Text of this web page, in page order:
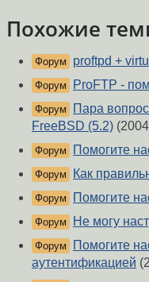
Похожие
Форум proftpd +
Форум ProFTP -
Форум
Пара
FreeBSD (5.2)
Форум Помогите
Форум Как
Форум Помогите
Форум Не могу
Форум
Помогите
аутентификацией